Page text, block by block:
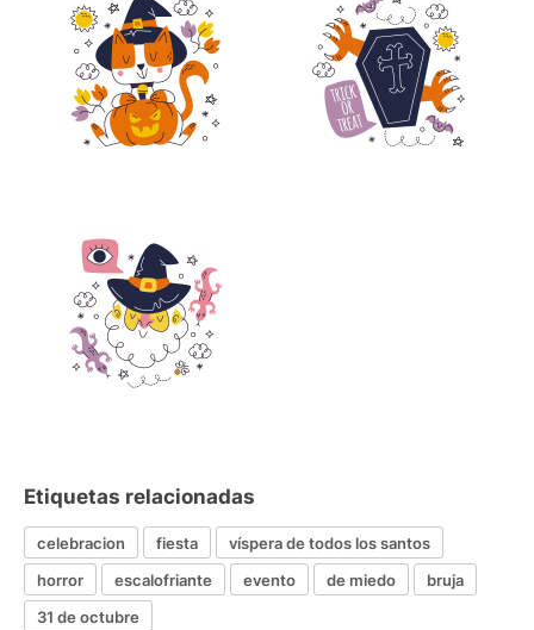
Etiquetas relacionadas
celebracion fiesta
víspera de todos los santos
horror
escalofriante evento de miedo
bruja
31 de octubre